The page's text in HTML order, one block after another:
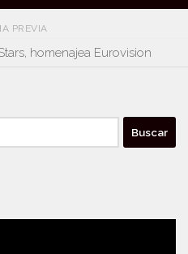
PREVIA
homenajea Eurovision